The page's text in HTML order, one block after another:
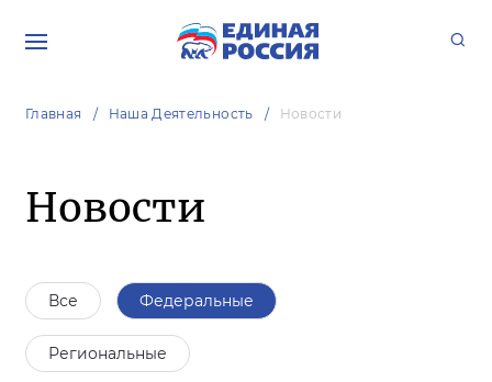
Главная Наша Деятельность Новости
Новости
Все Федеральные
Региональные